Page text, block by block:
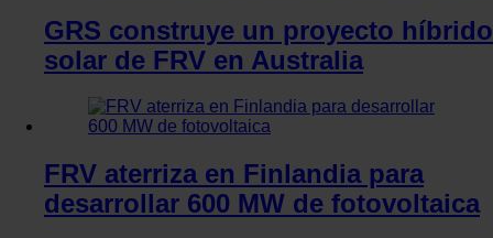
GRS construye un proyecto híbrido
solar de FRV en Australia
FRV aterriza en Finlandia para
desarrollar 600 MW de fotovoltaica